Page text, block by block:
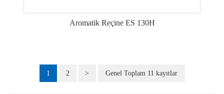
Aromatik Reçine ES 130H
1 2 > Genel Toplam 11 kayıtlar